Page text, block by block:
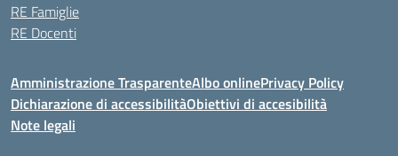
RE Famiglie
RE Docenti
Amministrazione TrasparenteAlbo onlinePrivacy Policy
Dichiarazione di accessibilitàObiettivi di accesibilità
Note legali